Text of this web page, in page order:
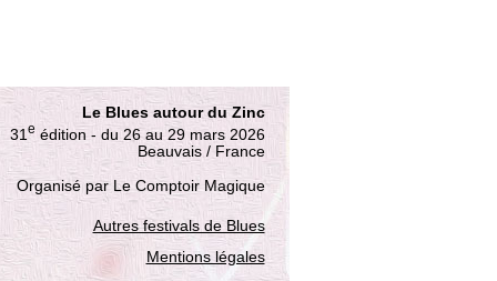
Le Blues autour du Zinc
31 eédition - du 26 au 29 mars 2026
Beauvais / France
Organisé par Le Comptoir Magique
Autres festivals de Blues
Mentions légales